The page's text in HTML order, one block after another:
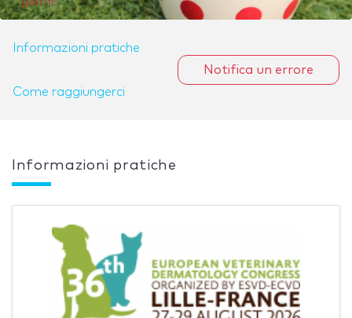
Informazioni pratiche
Come raggiungerci
Notifica un errore
Informazioni pratiche